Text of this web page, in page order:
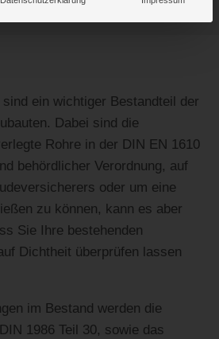
ein wichtiger Bestandteil der
Dabei sind die
Rohre in der DIN EN 1610
behördlicher Verordnung, auf
oder um eine
zu können, kann es aber
Sie Ihre bestehenden
Dichtheit überprüfen lassen
im Bestand werden die
1986 Teil 30, sowie das